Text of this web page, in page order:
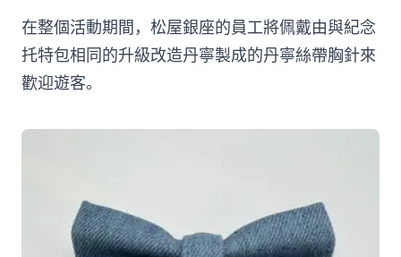
在整個活動期間，松屋銀座的員工將佩戴由與紀念
托特包相同的升級改造丹寧製成的丹寧絲帶胸針來
歡迎遊客。